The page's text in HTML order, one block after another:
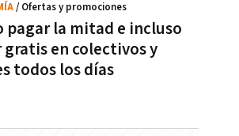
pagar la mitad e incluso
gratis en colectivos y
todos los días
/ Ofertas y promociones